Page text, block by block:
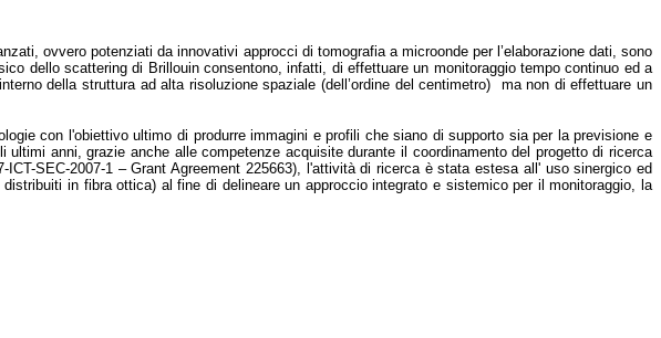
ovvero potenziati da innovativi approcci di tomografia a microonde per l’elaborazione dati, sono
dello scattering di Brillouin consentono, infatti, di effettuare un monitoraggio tempo continuo ed a
della struttura ad alta risoluzione spaziale (dell’ordine del centimetro) ma non di effettuare un
con l'obiettivo ultimo di produrre immagini e profili che siano di supporto sia per la previsione e
anni, grazie anche alle competenze acquisite durante il coordinamento del progetto di ricerca
SEC-2007-1 – Grant Agreement 225663), l'attività di ricerca è stata estesa all' uso sinergico ed
in fibra ottica) al fine di delineare un approccio integrato e sistemico per il monitoraggio, la